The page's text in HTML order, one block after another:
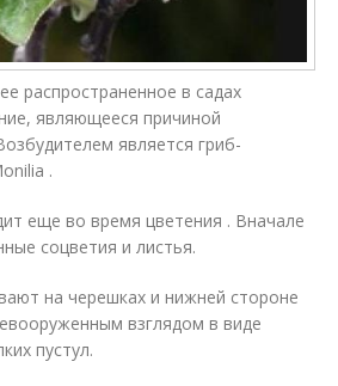
распространенное в садах
являющееся причиной
является гриб-
.
еще во время цветения . Вначале
соцветия и листья.
на черешках и нижней стороне
взглядом в виде
пустул.